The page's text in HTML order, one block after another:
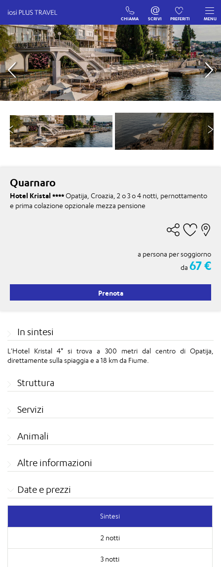
CHIAMA SCRIVI PREFERITI MENU
Quarnaro
Hotel Kristal
Opatija, Croazia, 2 o 3 o 4 notti, pernottamento
e prima colazione opzionale mezza pensione
a persona per soggiorno
da 67 €
Prenota
In sintesi
L'Hotel Kristal 4* si trova a 300 metri dal centro di Opatija,
direttamente sulla spiaggia e a 18 km da Fiume.
Struttura
Servizi
Animali
Altre informazioni
Date e prezzi
Sintesi
2 notti
3 notti